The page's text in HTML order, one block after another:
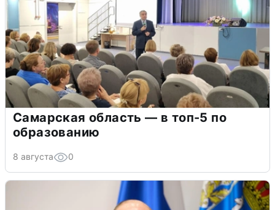
Самарская область — в топ-5 по
образованию
8 августа 0